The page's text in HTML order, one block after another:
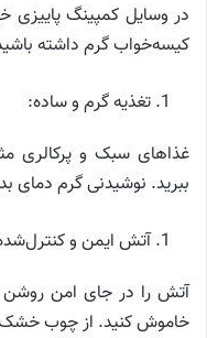
در وسایل کمپینگ پاییزی
کیسه‌خواب گرم داشته
تغذیه گرم و ساده:
غذاهای سبک و پرکالری
ببرید. نوشیدنی گرم دمای
آتش ایمن و
آتش را در جای امن روشن
خاموش کنید. از چوب خشک